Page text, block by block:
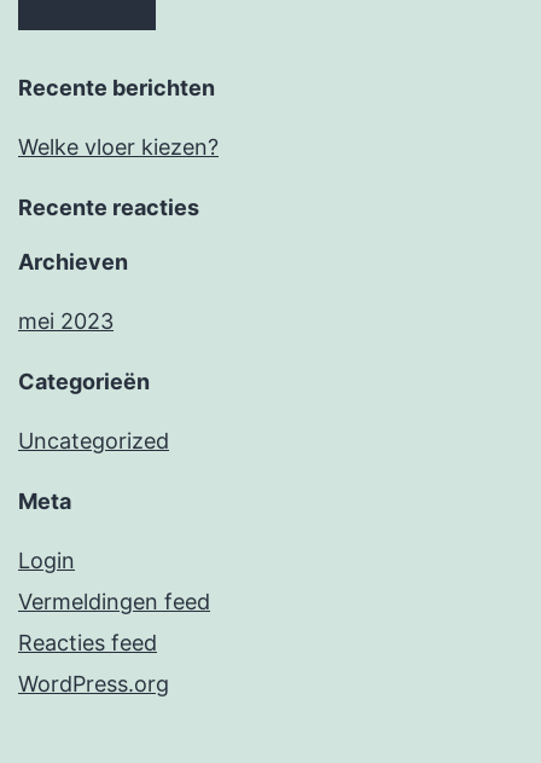
Recente berichten
Welke vloer kiezen?
Recente reacties
Archieven
mei 2023
Categorieën
Uncategorized
Meta
Login
Vermeldingen feed
Reacties feed
WordPress.org